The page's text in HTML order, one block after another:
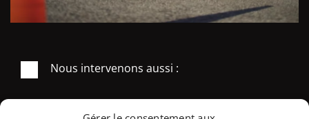
Nous intervenons aussi :